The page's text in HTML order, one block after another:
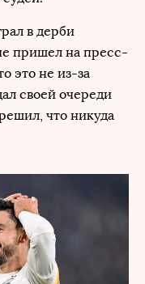
в дерби
пришел на пресс-
это не из-за
своей очереди
что никуда